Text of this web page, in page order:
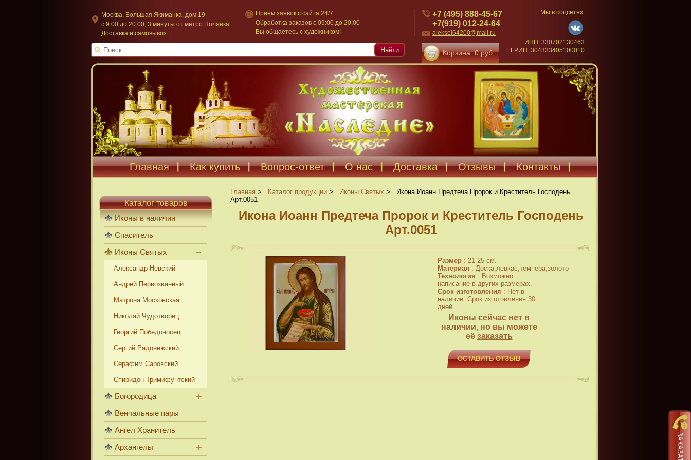
Москва, Большая Якиманка, дом 19
c 9.00 до 20.00, 3 минуты от метро Полянка
Доставка и самовывоз
Прием заявок с сайта 24/7
Обработка заказов с 09:00 до 20:00
Вы общаетесь с художником!
+7 (495) 888-45-67
+7(919) 012-24-64
aleksei64200@mail.ru
Корзина: 0 руб.
Мы в соцсетях:
ИНН: 330702130463
ЕГРИП: 304333405100010
Найти
Главная Как купить Вопрос-ответ О нас Доставка Отзывы Контакты
Главная > Каталог продукции > Иконы Святых >
Икона Иоанн Предтеча Пророк и Креститель Господень
Арт.0051
Икона Иоанн Предтеча Пророк и Креститель Господень
Арт.0051
Размер : 21-25 см.
Материал : Доска,левкас,темпера,золото
Технология : Возможно
написание в других размерах.
Срок изготовления : Нет в
наличии. Срок изготовления 30
дней
Иконы сейчас нет в
наличии, но вы можете
её заказать
ОСТАВИТЬ ОТЗЫВ
Каталог товаров
Иконы в наличии
Спаситель
Иконы Святых
Александр Невский
Андрей Первозванный
Матрона Московская
Николай Чудотворец
Георгий Победоносец
Сергий Радонежский
Серафим Саровский
Спиридон Тримифунтский
Богородица
Венчальные пары
Ангел Хранитель
Архангелы